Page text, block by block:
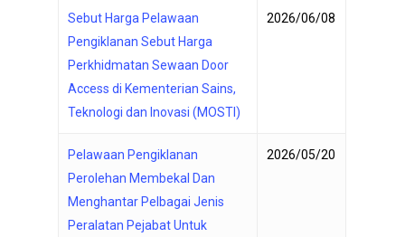
Sebut Harga Pelawaan
Pengiklanan Sebut Harga
Perkhidmatan Sewaan Door
Access di Kementerian Sains,
Teknologi dan Inovasi (MOSTI)
2026/06/08
Pelawaan Pengiklanan
Perolehan Membekal Dan
Menghantar Pelbagai Jenis
Peralatan Pejabat Untuk
2026/05/20